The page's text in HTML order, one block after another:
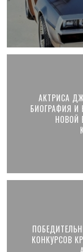
АКТРИСА
БИОГРАФИЯ И
НОВОЙ
КОНКУРСОВ